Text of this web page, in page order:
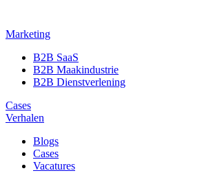
Marketing
B2B SaaS
B2B Maakindustrie
B2B Dienstverlening
Cases
Verhalen
Blogs
Cases
Vacatures